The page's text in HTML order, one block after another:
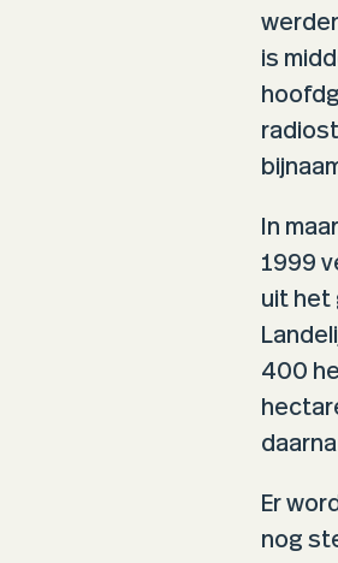
is
In
1999
uit het
400
Er
nog